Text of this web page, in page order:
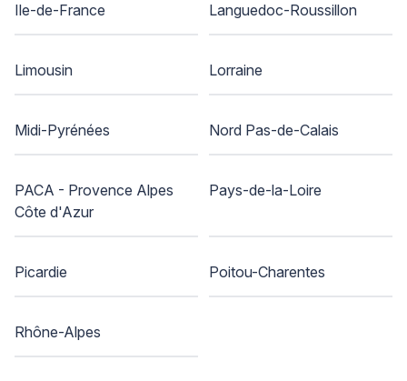
Ile-de-France Languedoc-Roussillon
Limousin Lorraine
Midi-Pyrénées Nord Pas-de-Calais
PACA - Provence Alpes
Côte d'Azur
Pays-de-la-Loire
Picardie Poitou-Charentes
Rhône-Alpes